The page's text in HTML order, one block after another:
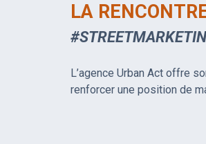
LA
L’agence Urban Act offre
renforcer une position de